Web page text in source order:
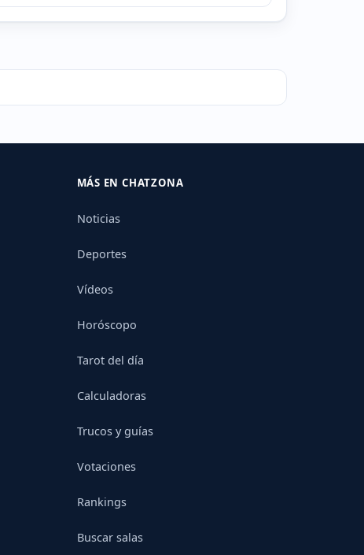
MÁS EN CHATZONA
Noticias
Deportes
Vídeos
Horóscopo
Tarot del día
Calculadoras
Trucos y guías
Votaciones
Rankings
Buscar salas